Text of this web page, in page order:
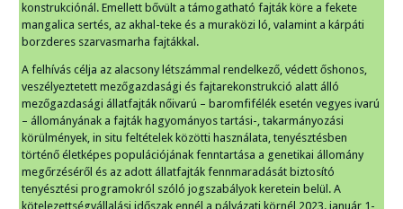
konstrukciónál. Emellett bővült a támogatható fajták köre a fekete
mangalica sertés, az akhal-teke és a muraközi ló, valamint a kárpáti
borzderes szarvasmarha fajtákkal.
A felhívás célja az alacsony létszámmal rendelkező, védett őshonos,
veszélyeztetett mezőgazdasági és fajtarekonstrukció alatt álló
mezőgazdasági állatfajták nőivarú – baromfifélék esetén vegyes ivarú
– állományának a fajták hagyományos tartási-, takarmányozási
körülmények, in situ feltételek közötti használata, tenyésztésben
történő életképes populációjának fenntartása a genetikai állomány
megőrzéséről és az adott állatfajták fennmaradását biztosító
tenyésztési programokról szóló jogszabályok keretein belül. A
kötelezettségvállalási időszak ennél a pályázati körnél 2023. január 1-